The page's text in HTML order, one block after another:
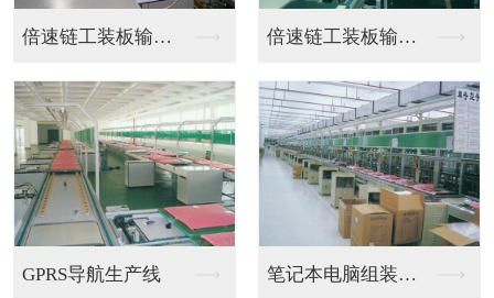
不锈钢皮带流水线 工位流水线
双边皮带流水线 双线皮带流水线